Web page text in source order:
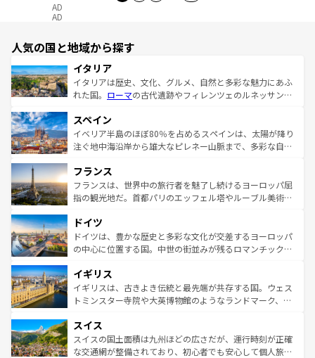
AD
AD
人気の国と地域から探す
イタリア
イタリアは歴史、文化、グルメ、自然と多彩な魅力にあふ
れた国。 ローマの古代遺跡やフィレンツェのルネッサンス
ろん、トスカーナの美しい田園風景やアマルフィ海岸の絶
景など、自然景観も見逃せない。観光の合間には、本場の
ピザやパスタなど、絶品のイタリア料理を堪能することも
ませてくれるイタリアで、忘れられない旅をしてみよう！
なお、新着のイタリア情報はコンテンツ一覧 を参照してほ
しい。
スペイン
イベリア半島のほぼ80％を占めるスペインは、太陽が降り
注ぐ地中海沿岸から雄大なピレネー山脈まで、多彩な自然
文化が根付くこの国では、情熱的なフラメンコ、熱気あふ
れる闘牛、そして美味しいタパスが生活の一部となってい
る。首都マドリードの洗練された雰囲気や、バルセロナの
の城塞都市、穏やかなビーチリゾートまで多彩な表情を見
せる。地方によって風土や気候が異なるスペインはその個
性で訪れる人を魅了する。 なお、新着のスペイン情報はコ
フランス
フランスは、世界中の旅行者を魅了し続けるヨーロッパ屈
指の観光地だ。首都パリのエッフェル塔やルーブル美術館
で、幅広い魅力が詰まっている。華麗な宮殿、歴史的な大
聖堂、美しいビーチ、そして豊かな自然が、訪れる者を心
から魅了する。また、フランスは美食の国としても知ら
いる。シャンパンの発祥地であるランス、プロヴァンスの
香り高いラベンダー畑など、多彩な楽しみ方が可能だ。さ
らに、パリ以外の地域にも魅力が溢れており、どの街角に
れる地方に足を運ぶとそれぞれで全く異なる文化を体験で
きるだろう。 なお、新着のフランス情報はコンテンツ一覧
を参照してほしい。
ドイツ
ドイツは、豊かな歴史と多彩な文化が交差するヨーロッパ
の中心に位置する国。中世の街並みが残るロマンチック街
顔を持つこの国は、どこを歩いても飽きることがない。ベ
ルリンの文化的活気、バイエルン州のアルプスの絶景、そ
してライン川沿いのワイン畑といった風景は必見。ビール
は、お酒好きな人にはぜひ体験してほしい。 なお、新着の
ドイツ情報はコンテンツ一覧を参照してほしい。
イギリス
イギリスは、古きよき伝統と最先端が共存する国。ウェス
トミンスター寺院や大英博物館のようなランドマーク、歴
リアごとに異なる魅力がある。また、優雅なアフタヌーン
ティー、ビール好きにはたまらない英国パブ、サッカー観
戦など、本場だからこそできる体験も豊富。イギリスを旅
スイス
スイスの国土面積は九州ほどの広さだが、運行時刻が正確
な交通網が整備されており、初心者でも安心して個人旅行